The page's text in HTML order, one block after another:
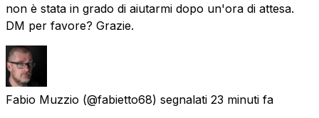
non è stata in grado di aiutarmi dopo un'ora di attesa.
DM per favore? Grazie.
Fabio Muzzio (@fabietto68) segnalati 23 minuti fa